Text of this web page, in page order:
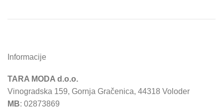
Informacije
TARA MODA d.o.o.
Vinogradska 159, Gornja Gračenica, 44318 Voloder
MB: 02873869